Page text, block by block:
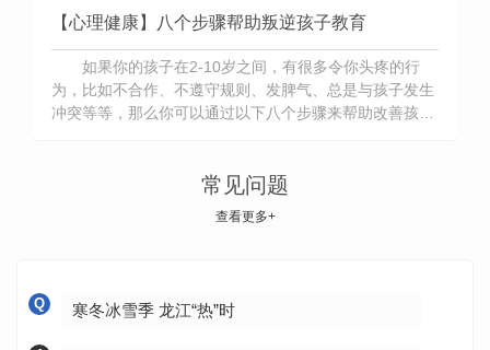
【心理健康】八个步骤帮助叛逆孩子教育
如果你的孩子在2-10岁之间，有很多令你头疼的行
为，比如不合作、不遵守规则、发脾气、总是与孩子发生
冲突等等，那么你可以通过以下八个步骤来帮助改善孩子
子天生渴望父母的关注，积极的关注也是良好亲子关系的
常见问题
查看更多+
Q 寒冬冰雪季 龙江“热”时